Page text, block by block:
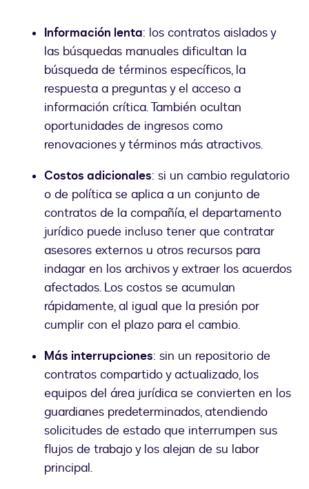
Información lenta: los contratos aislados y
las búsquedas manuales dificultan la
búsqueda de términos específicos, la
respuesta a preguntas y el acceso a
información crítica. También ocultan
oportunidades de ingresos como
renovaciones y términos más atractivos.
Costos adicionales: si un cambio regulatorio
o de política se aplica a un conjunto de
contratos de la compañía, el departamento
jurídico puede incluso tener que contratar
asesores externos u otros recursos para
indagar en los archivos y extraer los acuerdos
afectados. Los costos se acumulan
rápidamente, al igual que la presión por
cumplir con el plazo para el cambio.
Más interrupciones: sin un repositorio de
contratos compartido y actualizado, los
equipos del área jurídica se convierten en los
guardianes predeterminados, atendiendo
solicitudes de estado que interrumpen sus
flujos de trabajo y los alejan de su labor
principal.